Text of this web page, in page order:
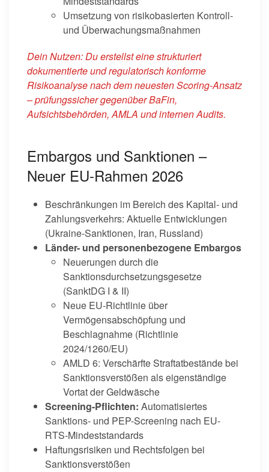
Umsetzung von risikobasierten Kontroll-
und Überwachungsmaßnahmen
Dein Nutzen: Du erstellst eine strukturiert
dokumentierte und regulatorisch konforme
Risikoanalyse nach dem neuesten Scoring-Ansatz
– prüfungssicher gegenüber BaFin,
Aufsichtsbehörden, AMLA und internen Audits.
Embargos und Sanktionen –
Neuer EU-Rahmen 2026
Beschränkungen im Bereich des Kapital- und
Zahlungsverkehrs: Aktuelle Entwicklungen
(Ukraine-Sanktionen, Iran, Russland)
Länder- und personenbezogene Embargos
Neuerungen durch die
Sanktionsdurchsetzungsgesetze
(SanktDG I & II)
Neue EU-Richtlinie über
Vermögensabschöpfung und
Beschlagnahme (Richtlinie
2024/1260/EU)
AMLD 6: Verschärfte Straftatbestände bei
Sanktionsverstößen als eigenständige
Vortat der Geldwäsche
Screening-Pflichten: Automatisiertes
Sanktions- und PEP-Screening nach EU-
RTS-Mindeststandards
Haftungsrisiken und Rechtsfolgen bei
Sanktionsverstößen